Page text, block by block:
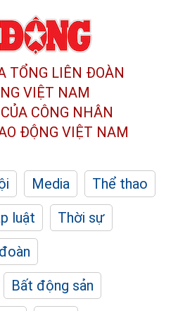
TỔNG LIÊN ĐOÀN
VIỆT NAM
CÔNG NHÂN
ĐỘNG VIỆT NAM
Media
Thể thao
luật
Thời sự
Bất động sản